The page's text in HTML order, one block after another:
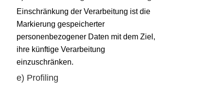
Einschränkung der Verarbeitung ist die
Markierung gespeicherter
personenbezogener Daten mit dem Ziel,
ihre künftige Verarbeitung
einzuschränken.
e) Profiling